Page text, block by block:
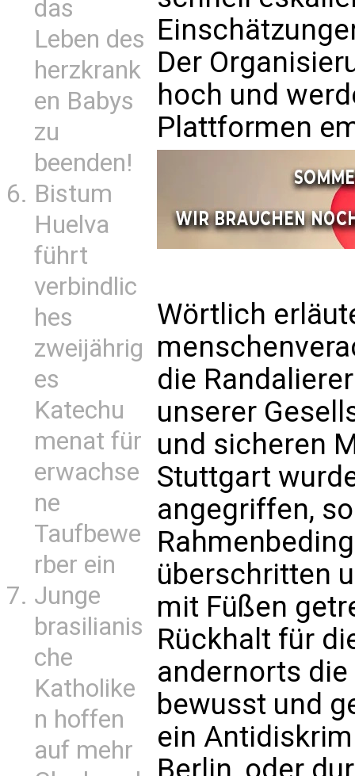
das
Leben des
herzkrank
en Babys
zu
beenden!
Bistum
Huelva
führt
verbindlic
hes
zweijährig
es
Katechu
menat für
erwachse
ne
Taufbewe
rber ein
Junge
brasilianis
che
Katholike
n hoffen
auf mehr
Der
hoch und
Plattformen
Wörtlich
die
unserer
und sicheren
Stuttgart
angegriffen,
überschritten
mit Füßen
Rückhalt für
andernorts
bewusst und
ein